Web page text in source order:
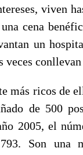
viven
cena
un
veces
más ricos de
de 500
2005, el
Son una